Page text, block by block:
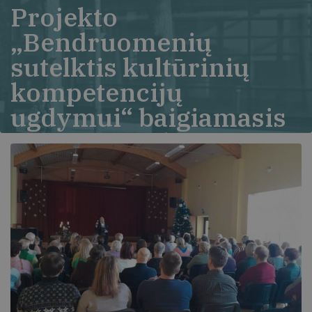
Projekto
„Bendruomenių
sutelktis kultūrinių
kompetencijų
ugdymui“ baigiamasis
renginys Kūlupėnuose